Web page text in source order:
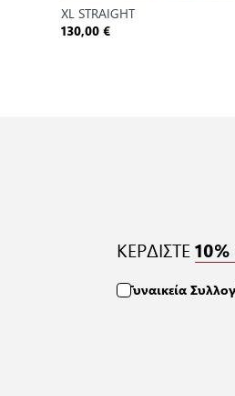
XL STRAIGHT
130,00 €
ΚΕΡΔΙΣΤΕ
Γυναικεία